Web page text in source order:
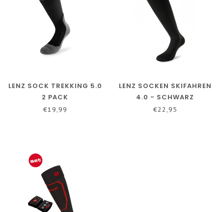
LENZ SOCK TREKKING 5.0
2 PACK
€19,99
LENZ SOCKEN SKIFAHREN
4.0 - SCHWARZ
€22,95